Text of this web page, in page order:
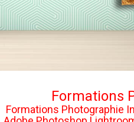
Formations
Formations Photographie